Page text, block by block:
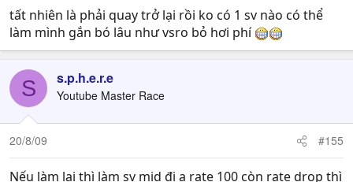
tất nhiên là phải quay trở lại rồi ko có 1 sv nào có thể
làm mình gắn bó lâu như vsro bỏ hơi phí
S s.p.h.e.r.e
Youtube Master Race
20/8/09 #155
Nếu làm lại thì làm sv mid đi ạ rate 100 còn rate drop thì